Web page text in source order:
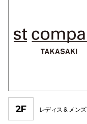
2F レディス & メンズ